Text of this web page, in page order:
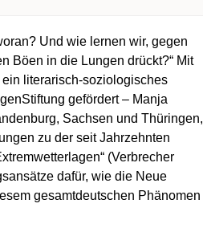
Und wie lernen wir, gegen
Böen in die Lungen drückt?“ Mit
literarisch-soziologisches
gefördert – Manja
Sachsen und Thüringen,
zu der seit Jahrzehnten
(Verbrecher
dafür, wie die Neue
gesamtdeutschen Phänomen